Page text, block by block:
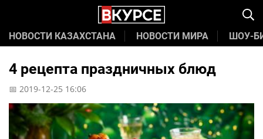
НОВОСТИ КАЗАХСТАНА НОВОСТИ МИРА ШОУ-
4 рецепта праздничных блюд
📅 2019-12-25 16:06